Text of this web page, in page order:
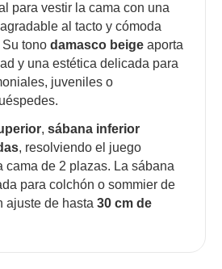
para vestir la cama con una
al tacto y cómoda
tono damasco beige aporta
y una estética delicada para
juveniles o
, sábana inferior
, resolviendo el juego
cama de 2 plazas. La sábana
para colchón o sommier de
ajuste de hasta 30 cm de